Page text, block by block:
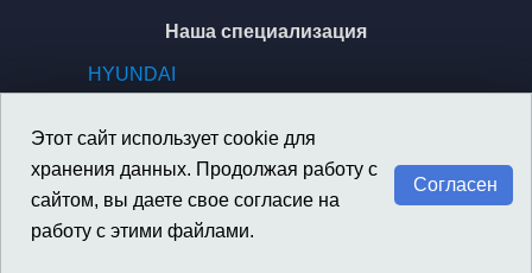
Наша специализация
HYUNDAI
GENESIS
SSANGYONG / KGM
Материалы
Этот сайт использует cookie для
хранения данных. Продолжая работу с
сайтом, вы даете свое согласие на
работу с этими файлами.
Согласен